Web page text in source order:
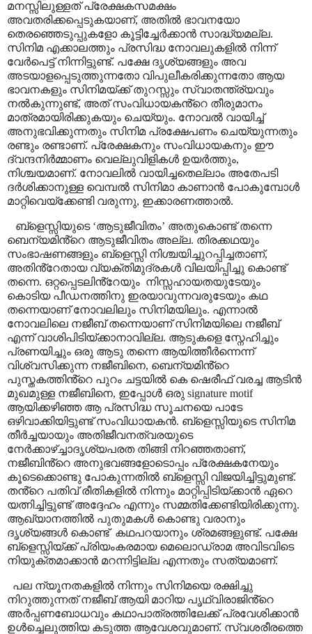
മനസ്സിലുള്ളത് പ്രേക്ഷകസമക്ഷം
അവതരിക്കപ്പെടുകയാണ്, അതിൽ ഭാവനയോ
തെരഞ്ഞെടുപ്പുകളോ കൂട്ടിച്ചേർക്കാൻ സാദ്ധ്യമല്ല.
സിനിമ എക്കാലത്തും പ്രസിദ്ധ നോവലുകളിൽ നിന്ന്
വേർപെട്ട് നിന്നിട്ടുണ്ട്. പക്ഷേ ദൃശ്യങ്ങളും അവ
അടയാളപ്പെടുത്തുന്നതോ വിപുലീകരിക്കുന്നതോ ആയ
ഭാവനകളും സിനിമയ്ക്ക് തുറസ്സും സ്വാതന്ത്ര്യവും
നൽകുന്നുണ്ട്, അത് സംവിധായകൻ്റെ തീരുമാനം
മാത്രമായിരിക്കുകയും ചെയ്യും. നോവൽ വായിച്ച്
അനുഭവിക്കുന്നതും സിനിമ പ്രക്ഷേപണം ചെയ്യുന്നതും
രണ്ടും രണ്ടാണ്. പ്രേക്ഷകനും സംവിധായകനും ഈ
ദ്വന്ദനിർമ്മാണം വെല്ലുവിളികൾ ഉയർത്തും,
നിശ്ചയമാണ്. നോവലിൽ വായിച്ചതെല്ലാം അതേപടി
ദർശിക്കാനുള്ള വെമ്പൽ സിനിമാ കാണാൻ പോകുമ്പോൾ
മാറ്റിവെയ്ക്കേണ്ടി വരുന്നു, ഇക്കാരണത്താൽ.
ബ്ളെസ്സിയുടെ ‘ആടുജീവിതം’ അതുകൊണ്ട് തന്നെ
ബെന്യമിൻ്റെ ആടുജീവിതം അല്ല. തിരക്കഥയും
സംഭാഷണങ്ങളും ബ്ളെസ്സി നിശ്ചയിച്ചുറപ്പിച്ചതാണ്,
അതിൻ്റേതായ വ്യക്തിമുദ്രകൾ വിലയിപ്പിച്ചു കൊണ്ട്
തന്നെ. ഒറ്റപ്പെടലിൻ്റേയും നിസ്സഹായതയുടേയും
കൊടിയ പീഡനത്തിനു ഇരയാവുന്നവരുടേയും കഥ
തന്നെയാണ് നോവലിലും സിനിമയിലും. എന്നാൽ
നോവലിലെ നജീബ് തന്നെയാണ് സിനിമയിലെ നജീബ്
എന്ന് വാശിപിടിയ്ക്കാനാവില്ല. ആടുകളെ സ്നേഹിച്ചും
പ്രണയിച്ചും ഒരു ആടു തന്നെ ആയിത്തീർന്നെന്ന്
വിശ്വസിക്കുന്ന നജീബിനെ, ബെന്യമിൻ്റെ
പുസ്തകത്തിൻ്റെ പുറം ചട്ടയിൽ കെ ഷെരീഫ് വരച്ച ആടിൻ
മുഖമുള്ള നജീബിനെ, ഇപ്പോൾ ഒരു signature motif
ആയിക്കഴിഞ്ഞ ആ പ്രസിദ്ധ സൂചനയെ പാടേ
ഒഴിവാക്കിയിട്ടുണ്ട് സംവിധായകൻ. ബ്ളെസ്സിയുടെ സിനിമ
തീർച്ചയായും അതിജീവനത്വരയുടെ
നേർക്കാഴ്ച്ചാദൃശ്യപരത തിങ്ങി നിറഞ്ഞതാണ്,
നജീബിൻ്റെ അനുഭവങ്ങളോടൊപ്പം പ്രേക്ഷകനേയും
കൂടെക്കൊണ്ടു പോകുന്നതിൽ ബ്ളെസ്സി വിജയിച്ചിട്ടുമുണ്ട്.
തൻ്റെ പതിവ് രീതികളിൽ നിന്നും മാറ്റിപ്പിടിയ്ക്കാൻ ഏറെ
യത്നിച്ചിട്ടുണ്ട് അദ്ദേഹം എന്നും സമ്മതിക്കേണ്ടിയിരിക്കുന്നു.
ആഖ്യാനത്തിൽ പുതുമകൾ കൊണ്ടു വരാനും
ദൃശ്യങ്ങൾ കൊണ്ട് കഥപറയാനും ശ്രമങ്ങളുണ്ട്. പക്ഷേ
ബ്ളെസ്സിയ്ക്ക് പ്രിയംകരമായ മെലൊഡ്രാമ അവിടവിടെ
നിയുക്തമാക്കാൻ മറന്നിട്ടില്ല എന്നതും സത്യമാണ്.
പല ന്യൂനതകളിൽ നിന്നും സിനിമയെ രക്ഷിച്ചു
നിറുത്തുന്നത് നജീബ് ആയി മാറിയ പൃഥ്വിരാജിൻ്റെ
അർപ്പണബോധവും കഥാപാത്രത്തിലേക്ക് പ്രവേശിക്കാൻ
ഉൾച്ചെലുത്തിയ കടുത്ത ആവേശവുമാണ്. സ്വശരീരത്തെ